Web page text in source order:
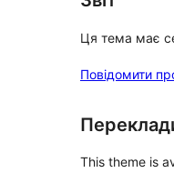
Ця тема має
Повідомити
This theme is